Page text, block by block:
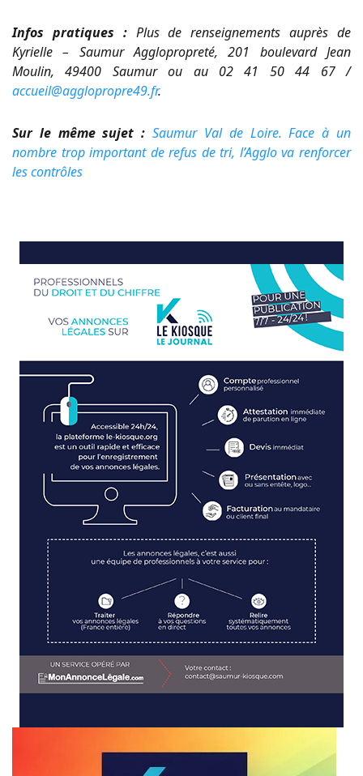
Infos pratiques :Plus de renseignements auprès de
Kyrielle – Saumur Agglopropreté, 201 boulevard Jean
Moulin, 49400 Saumur ou au 02 41 50 44 67 /
accueil@agglopropre49.fr.
Sur le même sujet : Saumur Val de Loire. Face à un
nombre trop important de refus de tri, l’Agglo va renforcer
les contrôles